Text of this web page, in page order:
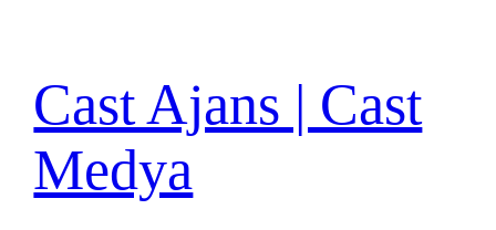
Cast Ajans | Cast
Medya